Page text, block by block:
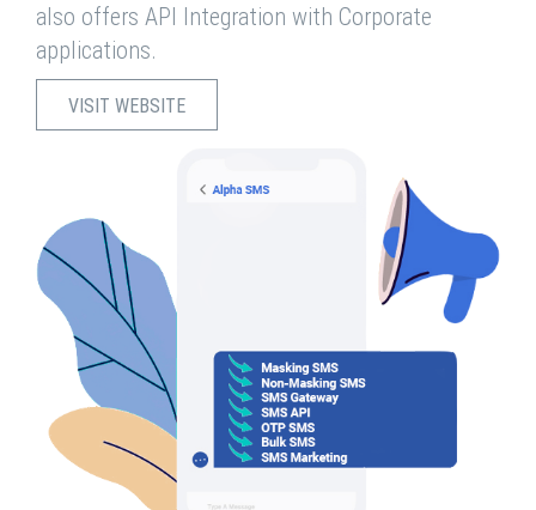
also offers API Integration with Corporate
applications.
VISIT WEBSITE